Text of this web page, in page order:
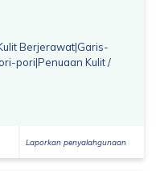
Berjerawat|Garis-
pori|Penuaan Kulit /
Laporkan penyalahgunaan